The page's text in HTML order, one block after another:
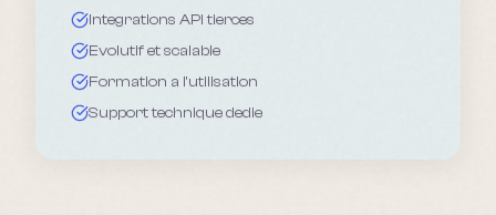
Integrations API tierces
Evolutif et scalable
Formation a l'utilisation
Support technique dedie